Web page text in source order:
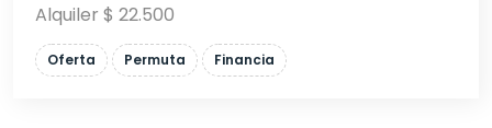
Alquiler $ 22.500
Oferta Permuta Financia